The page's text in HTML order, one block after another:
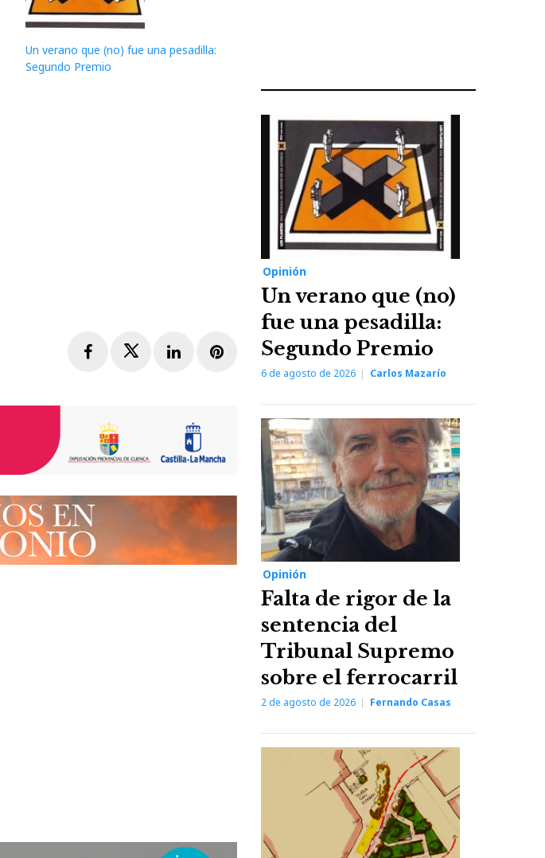
Un verano que (no) fue una pesadilla:
Segundo Premio
FacebookTwitterLinkedInPinterest
Opinión
Un verano que (no)
fue una pesadilla:
Segundo Premio
6 de agosto de 2026 Carlos Mazarío
Opinión
Falta de rigor de la
sentencia del
Tribunal Supremo
sobre el ferrocarril
2 de agosto de 2026 Fernando Casas